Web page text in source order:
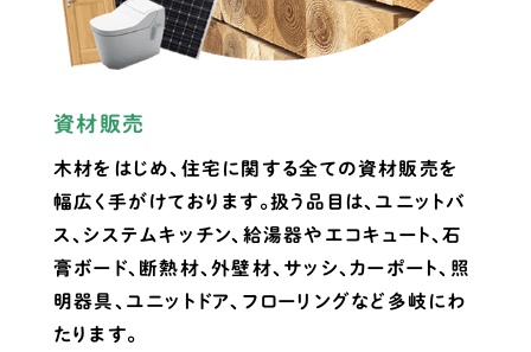
資材販売
木材をはじめ、住宅に関する全ての資材販売を
幅広く手がけております。扱う品目は、ユニットバ
ス、システムキッチン、給湯器やエコキュート、石
膏ボード、断熱材、外壁材、サッシ、カーポート、照
明器具、ユニットドア、フローリングなど多岐にわ
たります。